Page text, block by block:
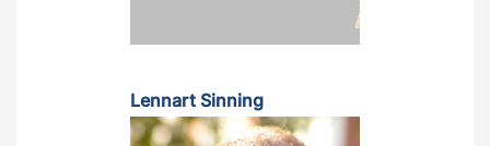
Lennart Sinning